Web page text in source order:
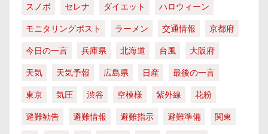
スノボ
セレナ ダイエット
ハロウィーン
モニタリングポスト
ラーメン 交通情報
京都府
今日の一言
兵庫県 北海道 台風
大阪府
天気
天気予報 広島県 日産
最後の一言
東京
気圧 渋谷 空模様 紫外線
花粉
避難勧告
避難情報 避難指示 避難準備
関東